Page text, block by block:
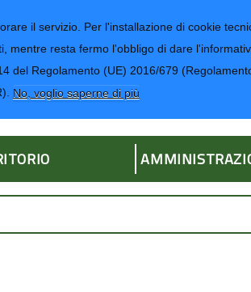
il servizio. Per l'installazione di cookie
mentre resta fermo l'obbligo di dare
del Regolamento (UE) 2016/679
No, voglio saperne di più